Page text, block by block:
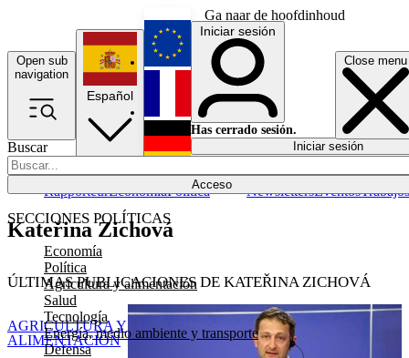
Ga naar de hoofdinhoud
Open sub
navigation
Close menu
Buscar
Acceso
SECCIONES POLÍTICAS
Economía
Política
Agricultura y alimentación
Salud
Tecnología
Energía, medio ambiente y transporte
Defensa
RapporteurEconomíaPolítica NewslettersEventosTrabajos
Español
English
Français
Iniciar sesión
Has cerrado sesión.
Iniciar sesión
Kateřina Zichová
ÚLTIMAS PUBLICACIONES DE KATEŘINA ZICHOVÁ
AGRICULTURA Y
ALIMENTACIÓN